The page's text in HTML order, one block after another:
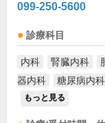
099-250-5600
診療科目
内科 腎臓内科
器内科
糖尿病内科
もっと見る